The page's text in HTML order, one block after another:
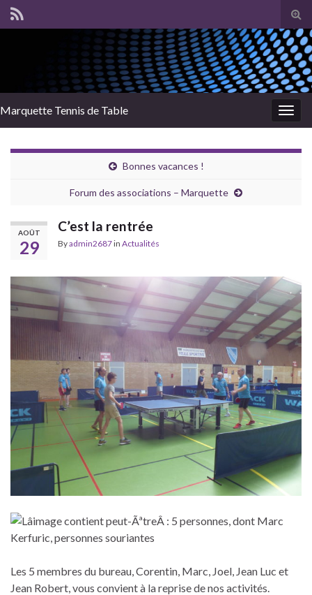
Marquette Tennis de Table
Bonnes vacances !
Forum des associations – Marquette
AOÛT
29
C’est la rentrée
Byadmin2687in Actualités
Les 5 membres du bureau, Corentin, Marc, Joel, Jean Luc et
Jean Robert, vous convient à la reprise de nos activités.